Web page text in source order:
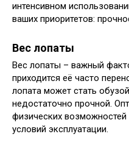
интенсивном
ваших приоритетов:
Вес лопаты
Вес лопаты – важный
приходится её часто
лопата может стать
недостаточно прочной.
физических
условий эксплуатации.